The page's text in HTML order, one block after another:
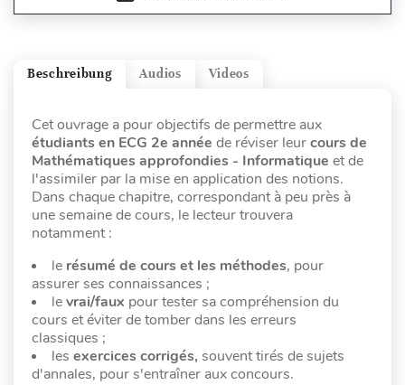
Videos
Audios
Beschreibung
Cet ouvrage a pour objectifs de permettre aux
étudiants en ECG 2e année de réviser leurcours de
Mathématiques approfondies - Informatique et de
l'assimiler par la mise en application des notions.
Dans chaque chapitre, correspondant à peu près à
une semaine de cours, le lecteur trouvera
notamment :
le résumé de cours et les méthodes, pour
assurer ses connaissances ;
levrai/faux pour tester sa compréhension du
cours et éviter de tomber dans les erreurs
classiques ;
les exercices corrigés, souvent tirés de sujets
d'annales, pour s'entraîner aux concours.